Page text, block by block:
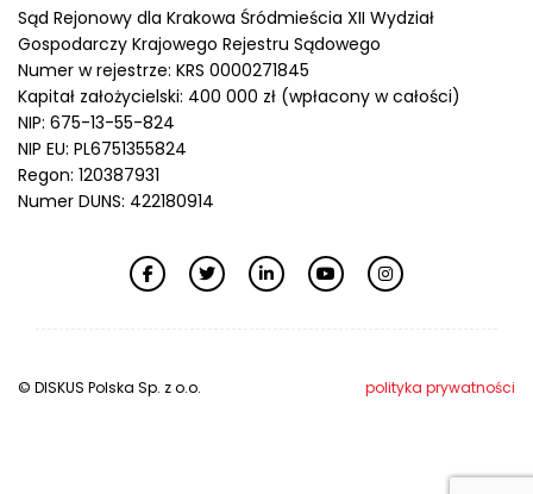
Sąd Rejonowy dla Krakowa Śródmieścia XII Wydział
Gospodarczy Krajowego Rejestru Sądowego
Numer w rejestrze: KRS 0000271845
Kapitał założycielski: 400 000 zł (wpłacony w całości)
NIP: 675-13-55-824
NIP EU: PL6751355824
Regon: 120387931
Numer DUNS: 422180914
© DISKUS Polska Sp. z o.o. polityka prywatności